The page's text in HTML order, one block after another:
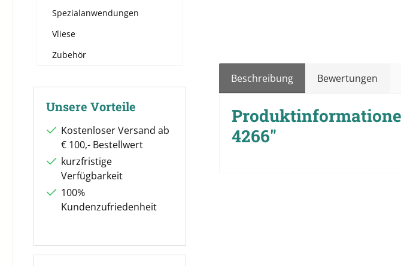
Spezialanwendungen
Vliese
Zubehör
Unsere Vorteile
Kostenloser Versand ab
€ 100,- Bestellwert
kurzfristige
Verfügbarkeit
100%
Kundenzufriedenheit
Beschreibung Bewertungen
4266"